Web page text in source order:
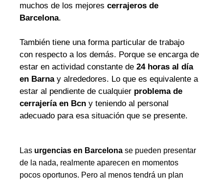
muchos de los mejores cerrajeros de
Barcelona.
También tiene una forma particular de trabajo
con respecto a los demás. Porque se encarga de
estar en actividad constante de 24 horas al día
en Barnay alrededores. Lo que es equivalente a
estar al pendiente de cualquier problema de
cerrajería en Bcn y teniendo al personal
adecuado para esa situación que se presente.
Las urgencias en Barcelona se pueden presentar
de la nada, realmente aparecen en momentos
pocos oportunos. Pero al menos tendrá un plan